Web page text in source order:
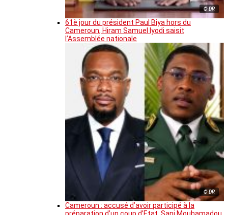
© DR
61è jour du président Paul Biya hors du
Cameroun, Hiram Samuel Iyodi saisit
l’Assemblée nationale
© DR
Cameroun : accusé d’avoir participé à la